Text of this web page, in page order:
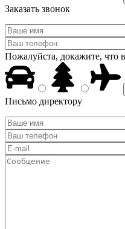
Заказать звонок
Пожалуйста, докажите, что
Письмо директору